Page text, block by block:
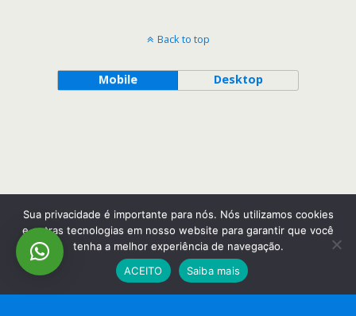
Back to top
Mobile Desktop
Sua privacidade é importante para nós. Nós utilizamos cookies
e outras tecnologias em nosso website para garantir que você
tenha a melhor experiência de navegação.
ACEITO
Saiba mais